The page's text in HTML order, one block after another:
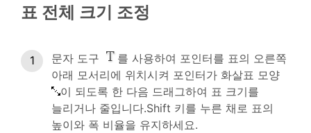
표 전체 크기 조정
문자 도구
를 사용하여 포인터를 표의 오른쪽
아래 모서리에 위치시켜 포인터가 화살표 모양
이 되도록 한 다음 드래그하여 표 크기를
늘리거나 줄입니다.Shift 키를 누른 채로 표의
높이와 폭 비율을 유지하세요.